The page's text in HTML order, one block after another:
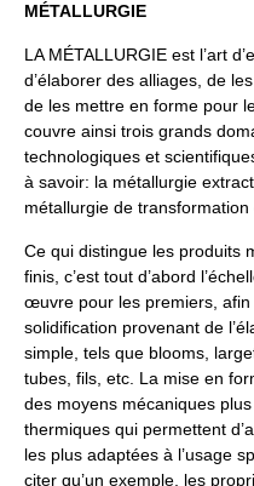
MÉTALLURGIE
LA MÉTALLURGIE est l’art
d’élaborer des alliages, de
de les mettre en forme pour
couvre ainsi trois grands
technologiques et
à savoir: la métallurgie
métallurgie de transformation
Ce qui distingue les produits
finis, c’est tout d’abord
œuvre pour les premiers,
solidification provenant de
simple, tels que blooms,
tubes, fils, etc. La mise en
des moyens mécaniques
thermiques qui permettent
les plus adaptées à l’usage
citer qu’un exemple, les